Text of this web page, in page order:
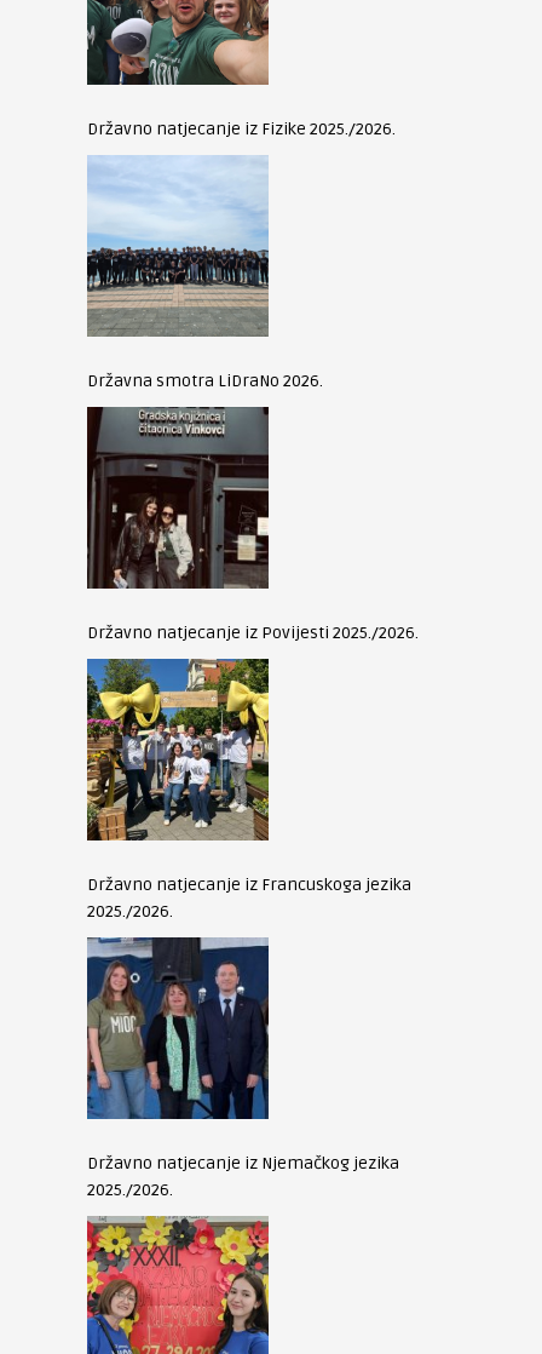
Državno natjecanje iz Fizike 2025./2026.
Državna smotra LiDraNo 2026.
Državno natjecanje iz Povijesti 2025./2026.
Državno natjecanje iz Francuskoga jezika
2025./2026.
Državno natjecanje iz Njemačkog jezika
2025./2026.